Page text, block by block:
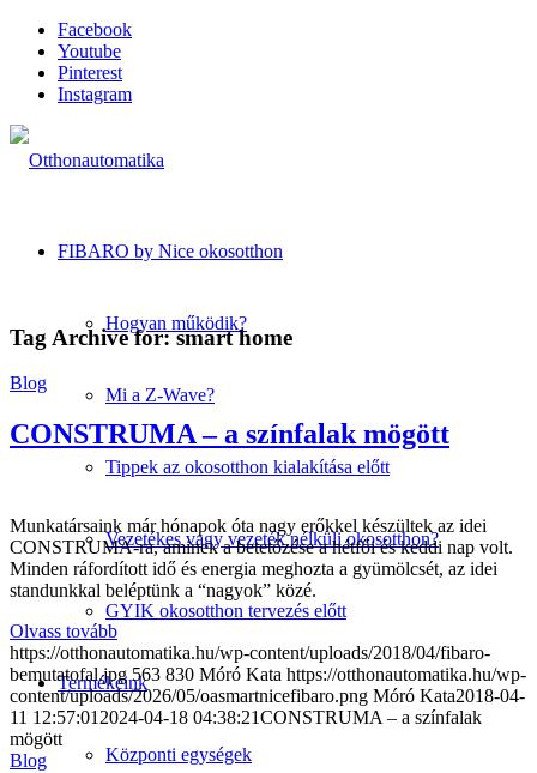
Facebook
Youtube
Pinterest
Instagram
FIBARO by Nice okosotthon
Hogyan működik?
Mi a Z-Wave?
Tippek az okosotthon kialakítása előtt
Vezetékes vagy vezeték nélküli okosotthon?
GYIK okosotthon tervezés előtt
Termékeink
Központi egységek
Tag Archive for:smart home
Blog
CONSTRUMA – a színfalak mögött
Munkatársaink már hónapok óta nagy erőkkel készültek az idei
CONSTRUMA-ra, aminek a betetőzése a hétfői és keddi nap volt.
Minden ráfordított idő és energia meghozta a gyümölcsét, az idei
standunkkal beléptünk a “nagyok” közé.
Olvass tovább
https://otthonautomatika.hu/wp-content/uploads/2018/04/fibaro-
bemutatofal.jpg 563 830 Móró Kata https://otthonautomatika.hu/wp-
content/uploads/2026/05/oasmartnicefibaro.png Móró Kata2018-04-
11 12:57:01 2024-04-18 04:38:21CONSTRUMA – a színfalak
mögött
Blog